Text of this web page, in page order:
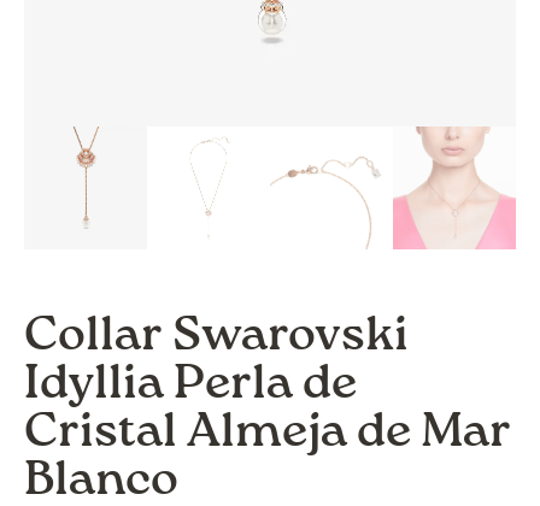
Collar Swarovski
Idyllia Perla de
Cristal Almeja de Mar
Blanco